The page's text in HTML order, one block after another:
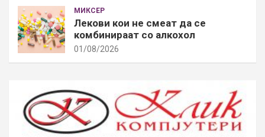
МИКСЕР
Лекови кои не смеат да се
комбинираат со алкохол
01/08/2026